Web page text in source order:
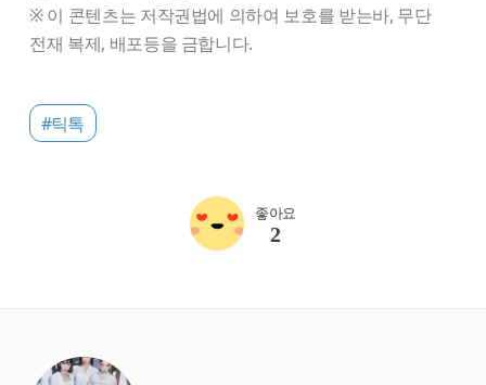
※ 이 콘텐츠는 저작권법에 의하여 보호를 받는바, 무단
전재 복제, 배포등을 금합니다.
#틱톡
좋아요
2